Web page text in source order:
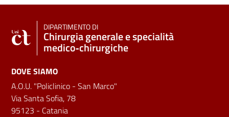
DIPARTIMENTO DI
Chirurgia generale e specialità
medico‑chirurgiche
DOVE SIAMO
A.O.U. "Policlinico - San Marco"
Via Santa Sofia, 78
95123 - Catania